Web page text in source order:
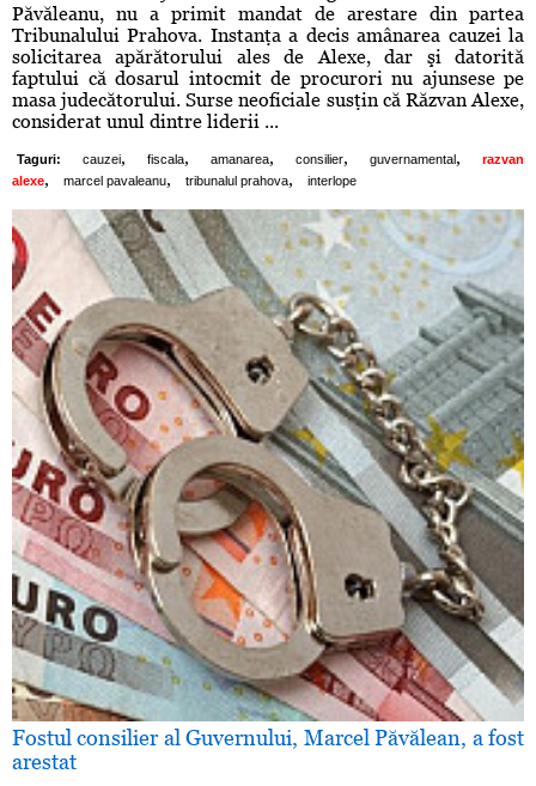
Păvăleanu, nu a primit mandat de arestare din partea
Tribunalului Prahova. Instanţa a decis amânarea cauzei la
solicitarea apărătorului ales de Alexe, dar şi datorită
faptului că dosarul intocmit de procurori nu ajunsese pe
masa judecătorului. Surse neoficiale susţin că Răzvan Alexe,
considerat unul dintre liderii ...
Taguri: cauzei, fiscala, amanarea, consilier, guvernamental ,
razvan
alexe, marcel pavaleanu, tribunalul prahova, interlope
Fostul consilier al Guvernului, Marcel Păvălean, a fost
arestat